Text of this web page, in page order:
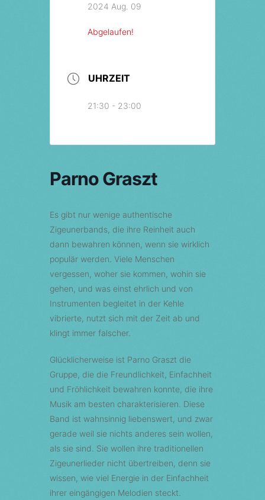
2024 Aug. 09
Abgelaufen!
UHRZEIT
21:30 - 23:00
Parno Graszt
Es gibt nur wenige authentische
Zigeunerbands, die ihre Reinheit auch
dann bewahren können, wenn sie wirklich
populär werden. Viele Menschen
vergessen, woher sie kommen, wohin sie
gehen, und was einst ehrlich und von
Instrumenten begleitet in der Kehle
vibrierte, nutzt sich mit der Zeit ab und
klingt immer falscher.
Glücklicherweise ist Parno Graszt die
Gruppe, die die Freundlichkeit, Einfachheit
und Fröhlichkeit bewahren konnte, die ihre
Musik am besten charakterisieren. Diese
Band ist wahnsinnig liebenswert, und zwar
gerade weil sie nichts anderes sein wollen,
als sie sind. Sie wollen ihre traditionellen
Zigeunerlieder nicht übertreiben, denn sie
wissen, wie viel Energie in der Einfachheit
ihrer eingängigen Melodien steckt.